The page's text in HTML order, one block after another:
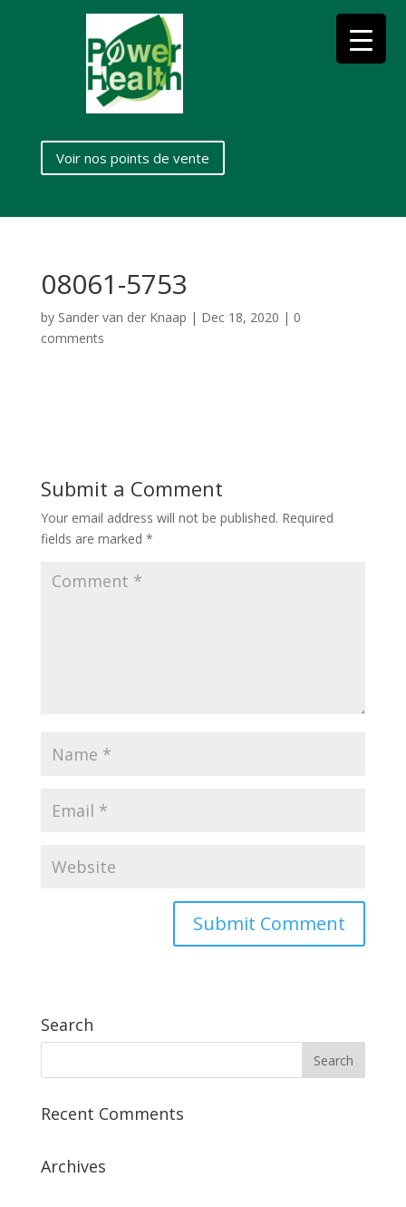
Voir nos points de vente
08061-5753
by Sander van der Knaap | Dec 18, 2020 | 0
comments
Submit a Comment
Your email address will not be published. Required
fields are marked *
Search
Recent Comments
Archives